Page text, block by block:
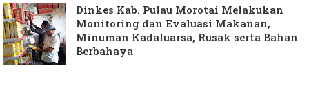
Dinkes Kab. Pulau Morotai Melakukan
Monitoring dan Evaluasi Makanan,
Minuman Kadaluarsa, Rusak serta Bahan
Berbahaya